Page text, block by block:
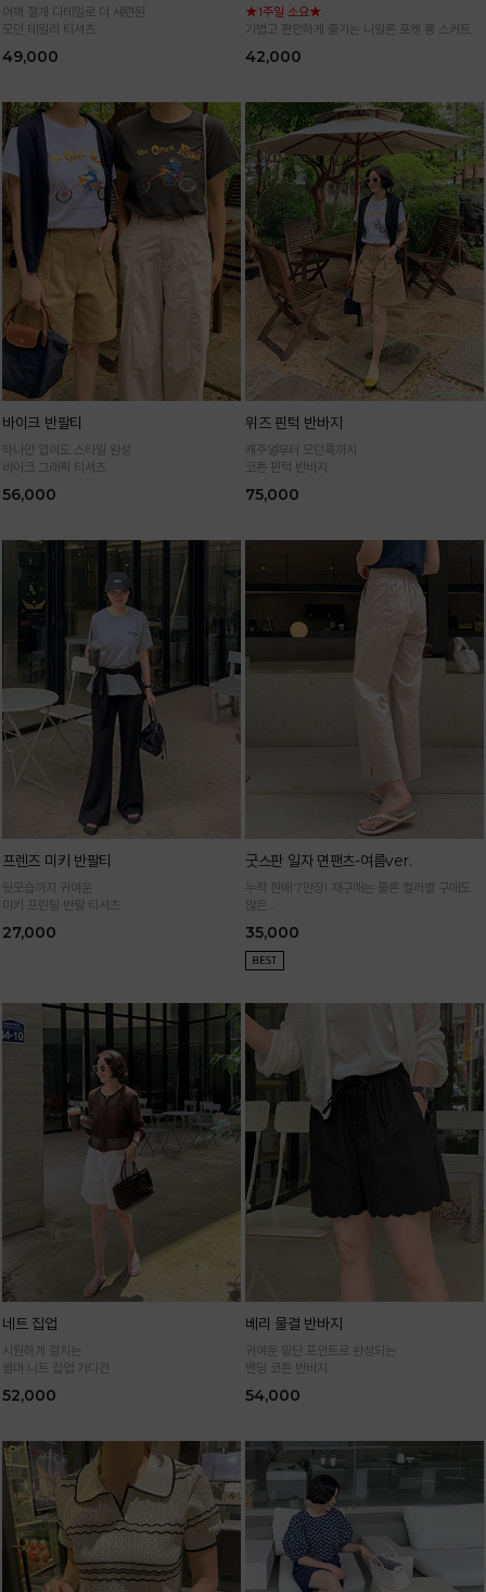
어깨 절개 디테일로 더 세련된
모던 데일리 티셔츠
49,000
★1주일 소요★
가볍고 편안하게 즐기는 나일론 포켓 롱 스커트
42,000
바이크 반팔티
하나만 입어도 스타일 완성
바이크 그래픽 티셔츠
56,000
위즈 핀턱 반바지
캐주얼부터 모던룩까지
코튼 핀턱 반바지
75,000
프렌즈 미키 반팔티
뒷모습까지 귀여운
미키 프린팅 반팔 티셔츠
27,000
굿스판 일자 면팬츠-여름ver.
누적 판매 7만장! 재구매는 물론 컬러별 구매도
많은
35,000
네트 집업
시원하게 걸치는
썸머 니트 집업 가디건
52,000
베리 물결 반바지
귀여운 밑단 포인트로 완성되는
밴딩 코튼 반바지
54,000